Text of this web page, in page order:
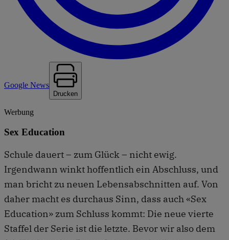
Google News
Drucken
Werbung
Sex Education
Schule dauert – zum Glück – nicht ewig.
Irgendwann winkt hoffentlich ein Abschluss, und
man bricht zu neuen Lebensabschnitten auf. Von
daher macht es durchaus Sinn, dass auch «Sex
Education» zum Schluss kommt: Die neue vierte
Staffel der Serie ist die letzte. Bevor wir also dem